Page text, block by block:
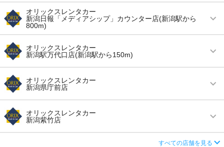
営業時間
(月〜金) 09:00 ～ 19:00 / (土・日・祝) 09:00 ～
18:00
アクセス 新潟駅より徒歩で約2分（送迎なし）
住所
新潟県新潟市中央区東大通１丁目３番１号 ＩＮ
店舗詳細 店舗詳細ページはこちら
オリックスレンタカー
新潟日報「メディアシップ」カウンター店(新潟駅から
800m)
営業時間 毎日 10:00 ～ 18:00
アクセス 新潟駅より徒歩で約10分（送迎なし）
住所
新潟市中央区万代３－１－１ メディアシップ１
Ｆ「えん」内
この店舗でレンタカーを探す
オリックスレンタカー
新潟駅万代口店(新潟駅から150m)
営業時間
(月〜金) 09:00 ～ 19:00 / (土・日・祝) 09:00 ～
18:00
アクセス 新潟駅より徒歩で約1分（送迎なし）
住所 新潟市中央区弁天１－２－４
オリックスレンタカー
新潟県庁前店
営業時間 毎日 09:00 ～ 18:00
アクセス
新潟交通バス下鳥屋野バス停より徒歩で約1分
（送迎なし）
オリックスレンタカー
新潟紫竹店
すべての店舗を見る